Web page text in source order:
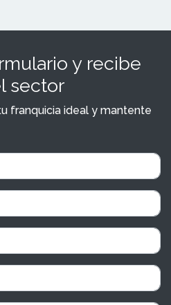
y recibe
sector
franquicia ideal y mantente